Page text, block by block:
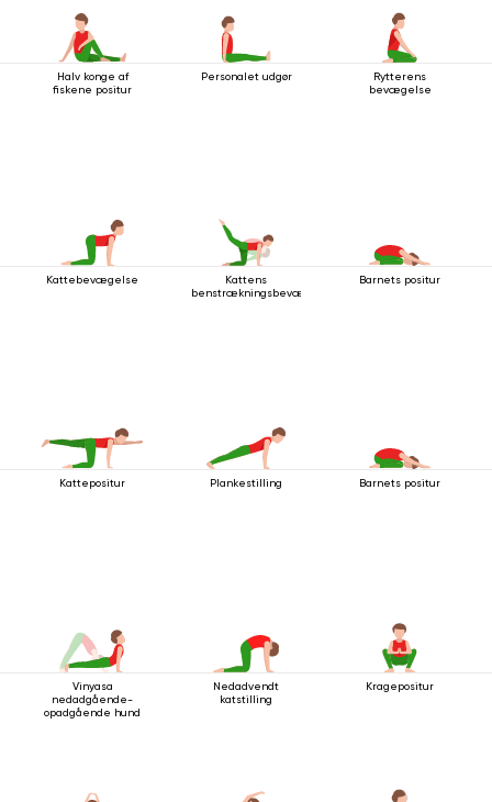
Halv konge af
fiskene positur
Personalet udgør
Rytterens
bevægelse
Kattebevægelse
Kattens
benstrækningsbevægelse
Barnets positur
Kattepositur Plankestilling Barnets positur
Vinyasa
nedadgående-
opadgående hund
Nedadvendt
katstilling
Kragepositur